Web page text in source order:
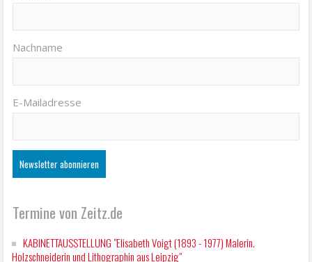
Nachname
E-Mailadresse
Termine von Zeitz.de
KABINETTAUSSTELLUNG "Elisabeth Voigt (1893 - 1977) Malerin.
Holzschneiderin und Lithographin aus Leipzig"